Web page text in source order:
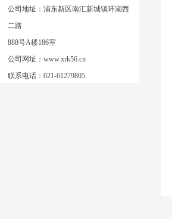
公司地址：浦东新区南汇新城镇环湖西
二路
888号A楼186室
公司网址：www.xrk56.cn
联系电话：021-61279805